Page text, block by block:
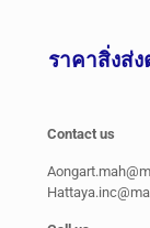
ราคาสิ่งส่
Contact us